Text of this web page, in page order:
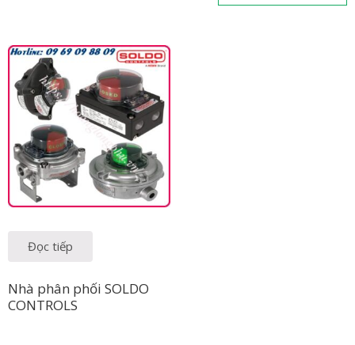
Đọc tiếp
Nhà phân phối SOLDO
CONTROLS